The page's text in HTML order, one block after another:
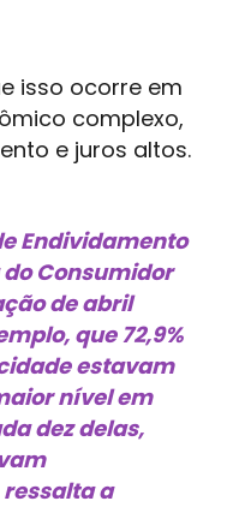
isso ocorre em
complexo,
e juros altos.
Endividamento
Consumidor
de abril
que 72,9%
estavam
nível em
dez delas,
a